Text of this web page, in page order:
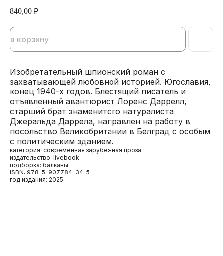
840,00 ₽
в корзину
Изобретательный шпионский роман с
захватывающей любовной историей. Югославия,
конец 1940-х годов. Блестящий писатель и
отъявленный авантюрист Лоренс Даррелл,
старший брат знаменитого натуралиста
Джеральда Даррела, направлен на работу в
посольство Великобритании в Белград с особым
с политическим зданием.
категория: современная зарубежная проза
издательство: livebook
подборка: балканы
ISBN: 978-5-907784-34-5
год издания: 2025